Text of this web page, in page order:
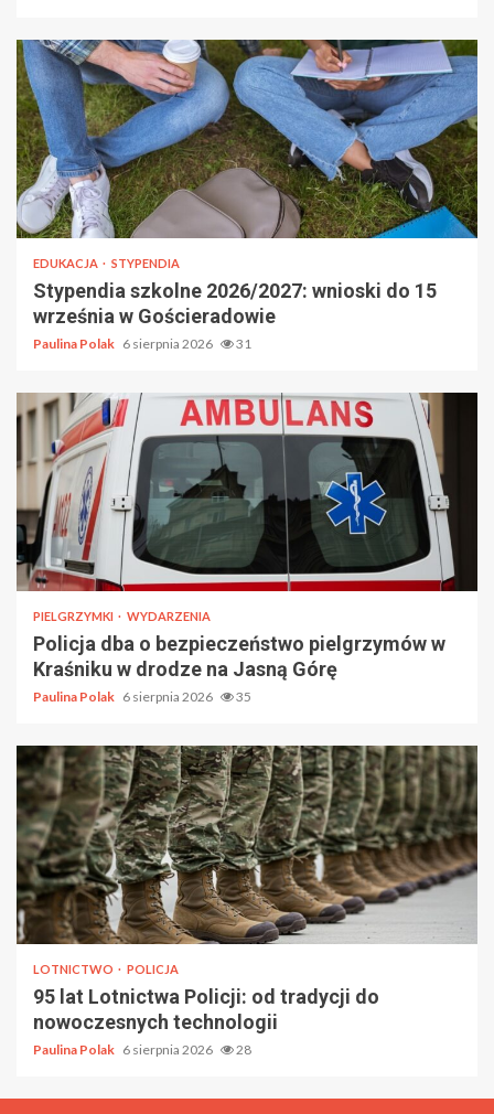
EDUKACJA STYPENDIA
Stypendia szkolne 2026/2027: wnioski do 15
września w Gościeradowie
Paulina Polak 6 sierpnia 2026 31
PIELGRZYMKI WYDARZENIA
Policja dba o bezpieczeństwo pielgrzymów w
Kraśniku w drodze na Jasną Górę
Paulina Polak 6 sierpnia 2026 35
LOTNICTWO POLICJA
95 lat Lotnictwa Policji: od tradycji do
nowoczesnych technologii
Paulina Polak 6 sierpnia 2026 28